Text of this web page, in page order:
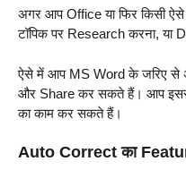
अगर आप Office या फिर किसी
टॉपिक पर Research करना, या
ऐसे में आप MS Word के जरिए से
और Share कर सकते हैं। आप इससे
का काम कर सकते हैं।
Auto Correct का